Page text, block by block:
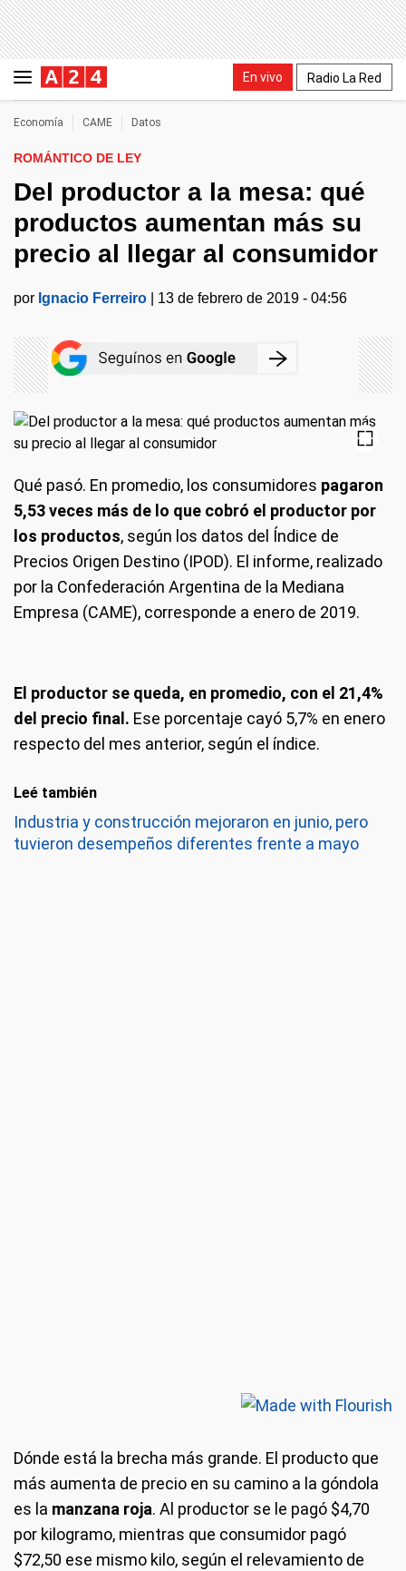
En vivo Radio La Red
Economía CAME Datos
ROMÁNTICO DE LEY
Del productor a la mesa: qué
productos aumentan más su
precio al llegar al consumidor
por Ignacio Ferreiro 13 de febrero de 2019 - 04:56
Qué pasó. En promedio, los consumidores pagaron
5,53 veces más de lo que cobró el productor por
los productos, según los datos del Índice de
Precios Origen Destino (IPOD). El informe, realizado
por la Confederación Argentina de la Mediana
Empresa (CAME), corresponde a enero de 2019.
El productor se queda, en promedio, con el 21,4%
del precio final. Ese porcentaje cayó 5,7% en enero
respecto del mes anterior, según el índice.
Leé también
Industria y construcción mejoraron en junio, pero
tuvieron desempeños diferentes frente a mayo
Dónde está la brecha más grande. El producto que
más aumenta de precio en su camino a la góndola
es la manzana roja. Al productor se le pagó $4,70
por kilogramo, mientras que consumidor pagó
$72,50 ese mismo kilo, según el relevamiento de